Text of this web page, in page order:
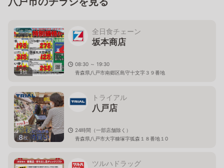
1枚
全日食チェーン
坂本商店
08:30 ～ 19:30
青森県八戸市南郷区島守十文字３９番地
8枚
トライアル
八戸店
24時間（一部店舗除く）
青森県八戸市大字糠塚字狐森１８番地１0
ツルハドラッグ